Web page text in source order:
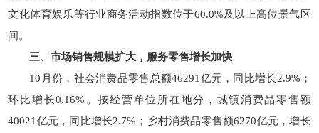
文化体育娱乐等行业商务活动指数位于60.0%及以上高位景气区
间。
三、市场销售规模扩大，服务零售增长加快
10月份，社会消费品零售总额46291亿元，同比增长2.9%；
环比增长0.16%。按经营单位所在地分，城镇消费品零售额
40021亿元，同比增长2.7%；乡村消费品零售额6270亿元，增长